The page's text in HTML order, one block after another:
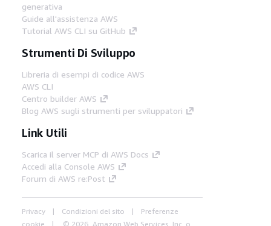
generativa
Guide all'assistenza AWS
Tutorial AWS CLI su GitHub
Strumenti Di Sviluppo
Libreria di esempi di codice AWS
AWS CLI
Centro builder AWS
Blog AWS sugli strumenti per sviluppatori
Link Utili
Scarica il server MCP di AWS Docs
Accedi alla Console AWS
Forum di AWS re:Post
Privacy Condizioni del sito
Preferenze
cookie
© 2026, Amazon Web Services, Inc. o